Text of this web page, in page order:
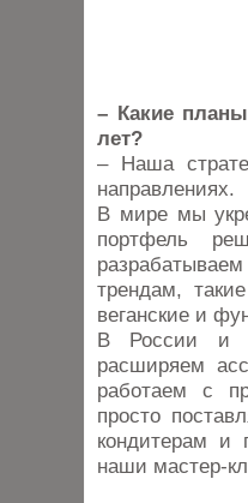
– Какие
лет?
– Наша
направлениях.
В мире мы
портфель
трендам,
веганские и
В России и
расширяем
работаем с
просто
кондитерам и
наши мастер-